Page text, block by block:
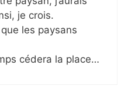
je crois.
les paysans
cédera la place…